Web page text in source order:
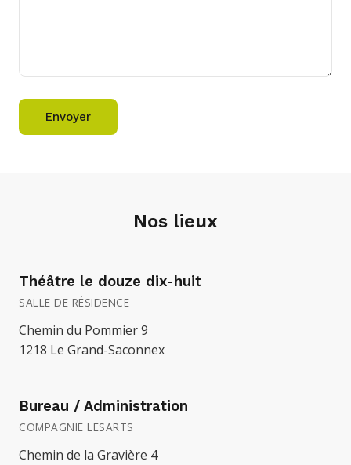
Envoyer
Nos lieux
Théâtre le douze dix-huit
SALLE DE RÉSIDENCE
Chemin du Pommier 9
1218 Le Grand-Saconnex
Bureau / Administration
COMPAGNIE LESARTS
Chemin de la Gravière 4